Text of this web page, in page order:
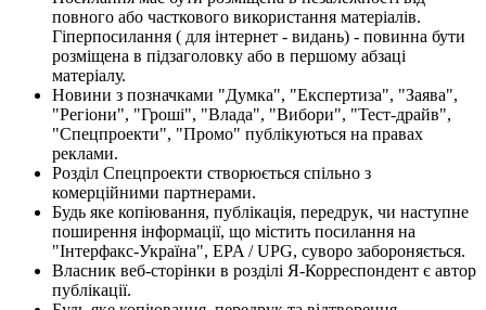
повного або часткового використання матеріалів.
Гіперпосилання ( для інтернет - видань) - повинна бути
розміщена в підзаголовку або в першому абзаці
матеріалу.
Новини з позначками "Думка", "Експертиза", "Заява",
"Регіони", "Гроші", "Влада", "Вибори", "Тест-драйв",
"Спецпроекти", "Промо" публікуються на правах
реклами.
Розділ Спецпроекти створюється спільно з
комерційними партнерами.
Будь яке копіювання, публікація, передрук, чи наступне
поширення інформації, що містить посилання на
"Інтерфакс-Україна", EPA / UPG, суворо забороняється.
Власник веб-сторінки в розділі Я-Корреспондент є автор
публікації.